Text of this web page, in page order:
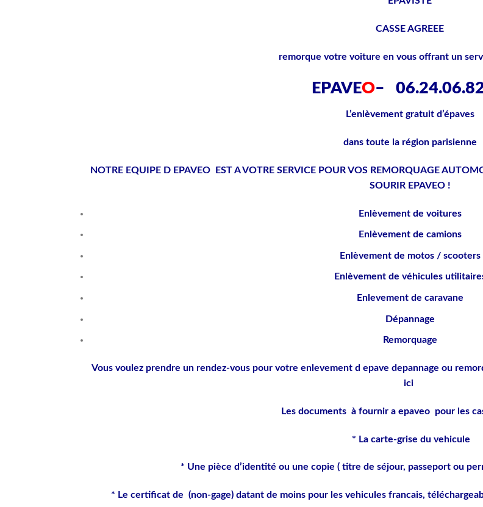
CASSE AGREEE
remorque votre voiture en vous offrant un
EPAVEO–
L’enlèvement gratuit d’épaves
dans toute la région parisienne
NOTRE EQUIPE D EPAVEO EST A VOTRE SERVICE POUR VOS REMORQUAGE
SOURIR EPAVEO !
Enlèvement de voitures
Enlèvement de camions
Enlèvement de motos / scooters
Enlèvement de véhicules
Enlevement de caravane
Dépannage
Remorquage
Vous voulez prendre un rendez-vous pour votre enlevement d epave depannage ou
ici
Les documents à fournir a epaveo pour les
* La carte-grise du vehicule
* Une pièce d’identité ou une copie ( titre de séjour, passeport ou
* Le certificat de (non-gage) datant de moins pour les vehicules francais,